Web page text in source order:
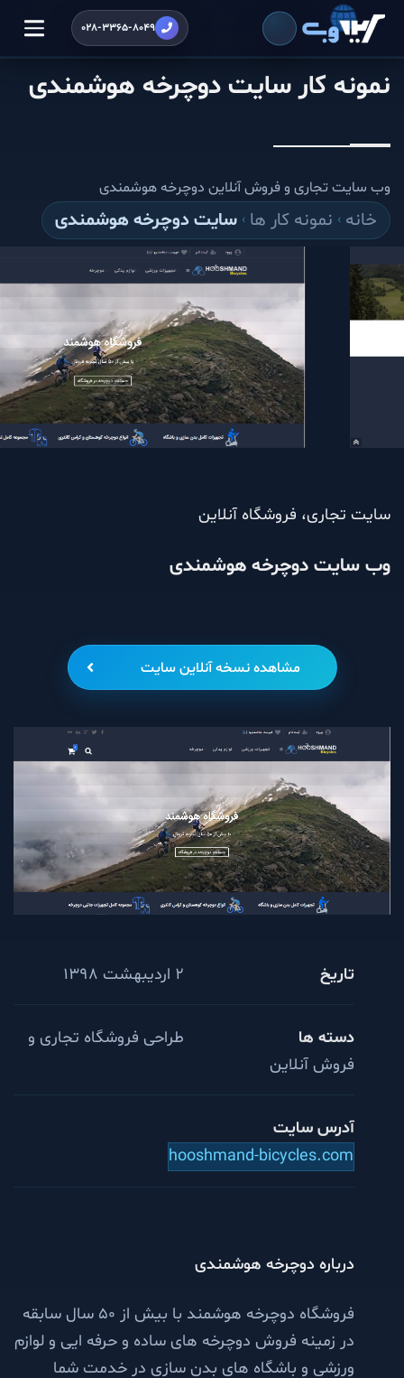
028-3365-8049
نمونه کار سایت دوچرخه هوشمندی
وب سایت تجاری و فروش آنلاین دوچرخه هوشمندی
خانه نمونه کار ها سایت دوچرخه هوشمندی
سایت تجاری، فروشگاه آنلاین
وب سایت دوچرخه هوشمندی
مشاهده نسخه آنلاین سایت
تاریخ 2 اردیبهشت 1398
دسته ها
طراحی فروشگاه تجاری و
فروش آنلاین
آدرس سایت
hooshmand-bicycles.com
درباره دوچرخه هوشمندی
فروشگاه دوچرخه هوشمند با بیش از 50 سال سابقه
در زمینه فروش دوچرخه های ساده و حرفه ایی و لوازم
ورزشی و باشگاه های بدن سازی در خدمت شما